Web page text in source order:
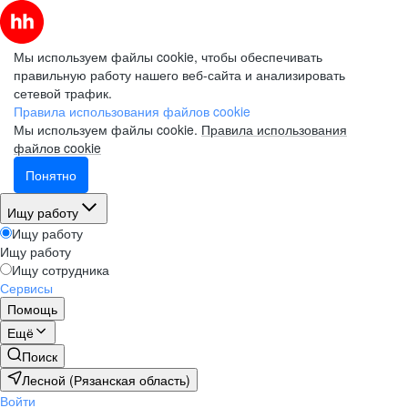
Мы используем файлы cookie, чтобы обеспечивать
правильную работу нашего веб-сайта и анализировать
сетевой трафик.
Правила использования файлов cookie
Мы используем файлы cookie. Правила использования
файлов cookie
Понятно
Ищу работу
Ищу работу
Ищу работу
Ищу сотрудника
Сервисы
Помощь
Ещё
Поиск
Лесной (Рязанская область)
Войти